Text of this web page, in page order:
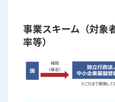
事業スキーム（対象
率等）